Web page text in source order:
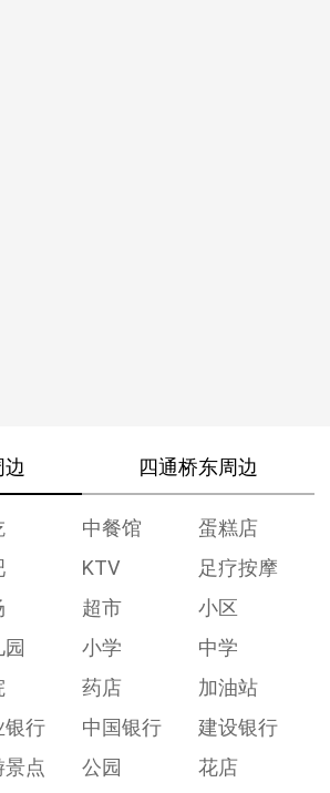
四通桥东周边
中餐馆
蛋糕店
KTV
足疗按摩
超市
小区
园 小学
中学
药店
加油站
银行 中国银行
建设银行
点 公园
花店